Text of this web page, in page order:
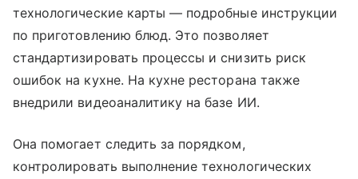
технологические карты — подробные инструкции
по приготовлению блюд. Это позволяет
стандартизировать процессы и снизить риск
ошибок на кухне. На кухне ресторана также
внедрили видеоаналитику на базе ИИ.
Она помогает следить за порядком,
контролировать выполнение технологических